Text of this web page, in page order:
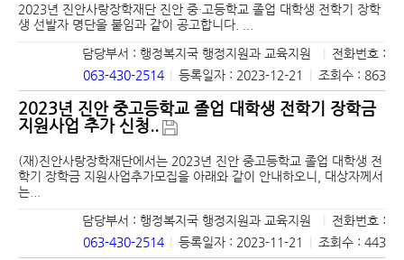
2023년 진안사랑장학재단 진안 중·고등학교 졸업 대학생 전학기 장학
생 선발자 명단을 붙임과 같이 공고합니다. ...
담당부서 : 행정복지국 행정지원과 교육지원
전화번호 :
063-430-2514
등록일자 : 2023-12-21 조회수 : 863
2023년 진안 중고등학교 졸업 대학생 전학기 장학금
지원사업 추가 신청..
(재)진안사랑장학재단에서는 2023년 진안 중고등학교 졸업 대학생 전
학기 장학금 지원사업추가모집을 아래와 같이 안내하오니, 대상자께서
는...
담당부서 : 행정복지국 행정지원과 교육지원
전화번호 :
063-430-2514
등록일자 : 2023-11-21 조회수 : 443